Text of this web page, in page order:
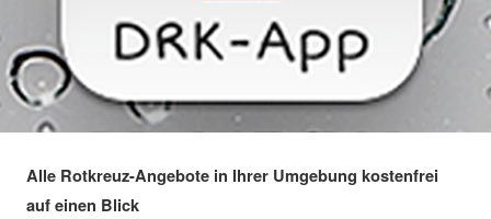
Alle Rotkreuz-Angebote in Ihrer Umgebung kostenfrei
auf einen Blick